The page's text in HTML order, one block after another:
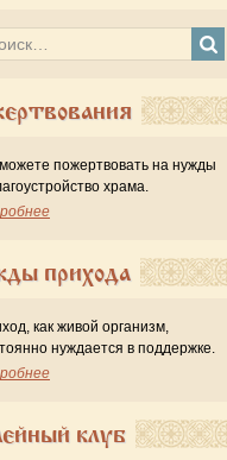
пожертвовать на нужды
храма.
прихода
как живой организм,
нуждается в поддержке.
клуб